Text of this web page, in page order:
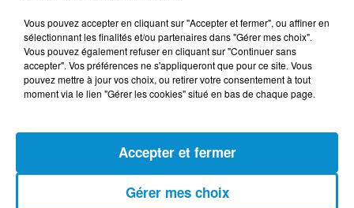
23 juillet 2026
Les Zinformés - 23/07/26
Vous pouvez accepter en cliquant sur "Accepter et fermer", ou affiner en
sélectionnant les finalités et/ou partenaires dans "Gérer mes choix".
Vous pouvez également refuser en cliquant sur "Continuer sans
accepter". Vos préférences ne s'appliqueront que pour ce site. Vous
pouvez mettre à jour vos choix, ou retirer votre consentement à tout
moment via le lien "Gérer les cookies" situé en bas de chaque page.
Gérer mes choix
Accepter et fermer